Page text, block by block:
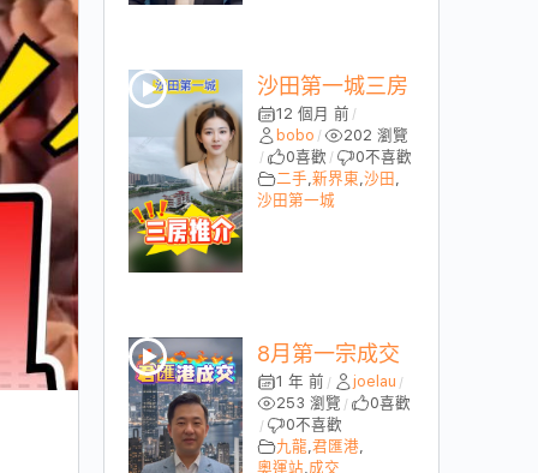
沙田第一城三房
12 個月 前 /
bobo / 202 瀏覽
/ 0喜歡 / 0不喜歡
二手 ,新界東 ,沙田
沙田第一城
8月第一宗成交
1 年 前 / joelau /
253 瀏覽 / 0喜歡
/ 0不喜歡
九龍,君匯港,
奧運站,成交